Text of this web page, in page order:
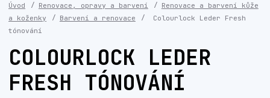
Úvod Renovace, opravy a barvení
Renovace a barvení kůže
a koženky
Barvení a renovace
Colourlock Leder Fresh
tónování
COLOURLOCK LEDER
FRESH TÓNOVÁNÍ